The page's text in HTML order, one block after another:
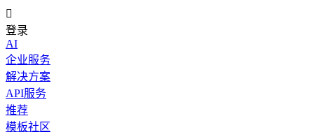

登录
AI
企业服务
解决方案
API服务
推荐
模板社区